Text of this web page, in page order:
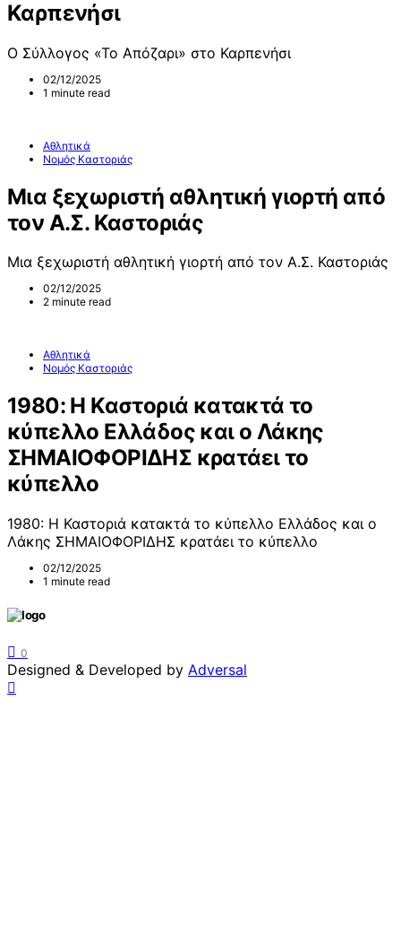
Καρπενήσι
Ο Σύλλογος «Το Απόζαρι» στο Καρπενήσι
02/12/2025
1 minute read
Αθλητικά
Νομός Καστοριάς
Μια ξεχωριστή αθλητική γιορτή από
τον Α.Σ. Καστοριάς
Μια ξεχωριστή αθλητική γιορτή από τον Α.Σ. Καστοριάς
02/12/2025
2 minute read
Αθλητικά
Νομός Καστοριάς
1980: Η Καστοριά κατακτά το
κύπελλο Ελλάδος και ο Λάκης
ΣΗΜΑΙΟΦΟΡΙΔΗΣ κρατάει το
κύπελλο
1980: Η Καστοριά κατακτά το κύπελλο Ελλάδος και ο
Λάκης ΣΗΜΑΙΟΦΟΡΙΔΗΣ κρατάει το κύπελλο
02/12/2025
1 minute read
0
Designed & Developed by Adversal